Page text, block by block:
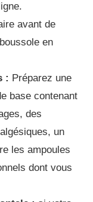
avant de
en
: Préparez une
base contenant
des
un
les ampoules
dont vous